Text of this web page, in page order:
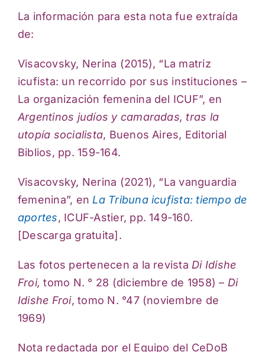
La información para esta nota fue extraída
de:
Visacovsky, Nerina (2015), “La matriz
icufista: un recorrido por sus instituciones –
La organización femenina del ICUF”, en
Argentinos judíos y camaradas, tras la
utopía socialista, Buenos Aires, Editorial
Biblios, pp. 159-164.
Visacovsky, Nerina (2021), “La vanguardia
femenina”, en La Tribuna icufista: tiempo de
aportes, ICUF-Astier, pp. 149-160.
[Descarga gratuita].
Las fotos pertenecen a la revista Di Idishe
Froi, tomo N. ° 28 (diciembre de 1958) – Di
Idishe Froi, tomo N. °47 (noviembre de
1969)
Nota redactada por el Equipo del CeDoB